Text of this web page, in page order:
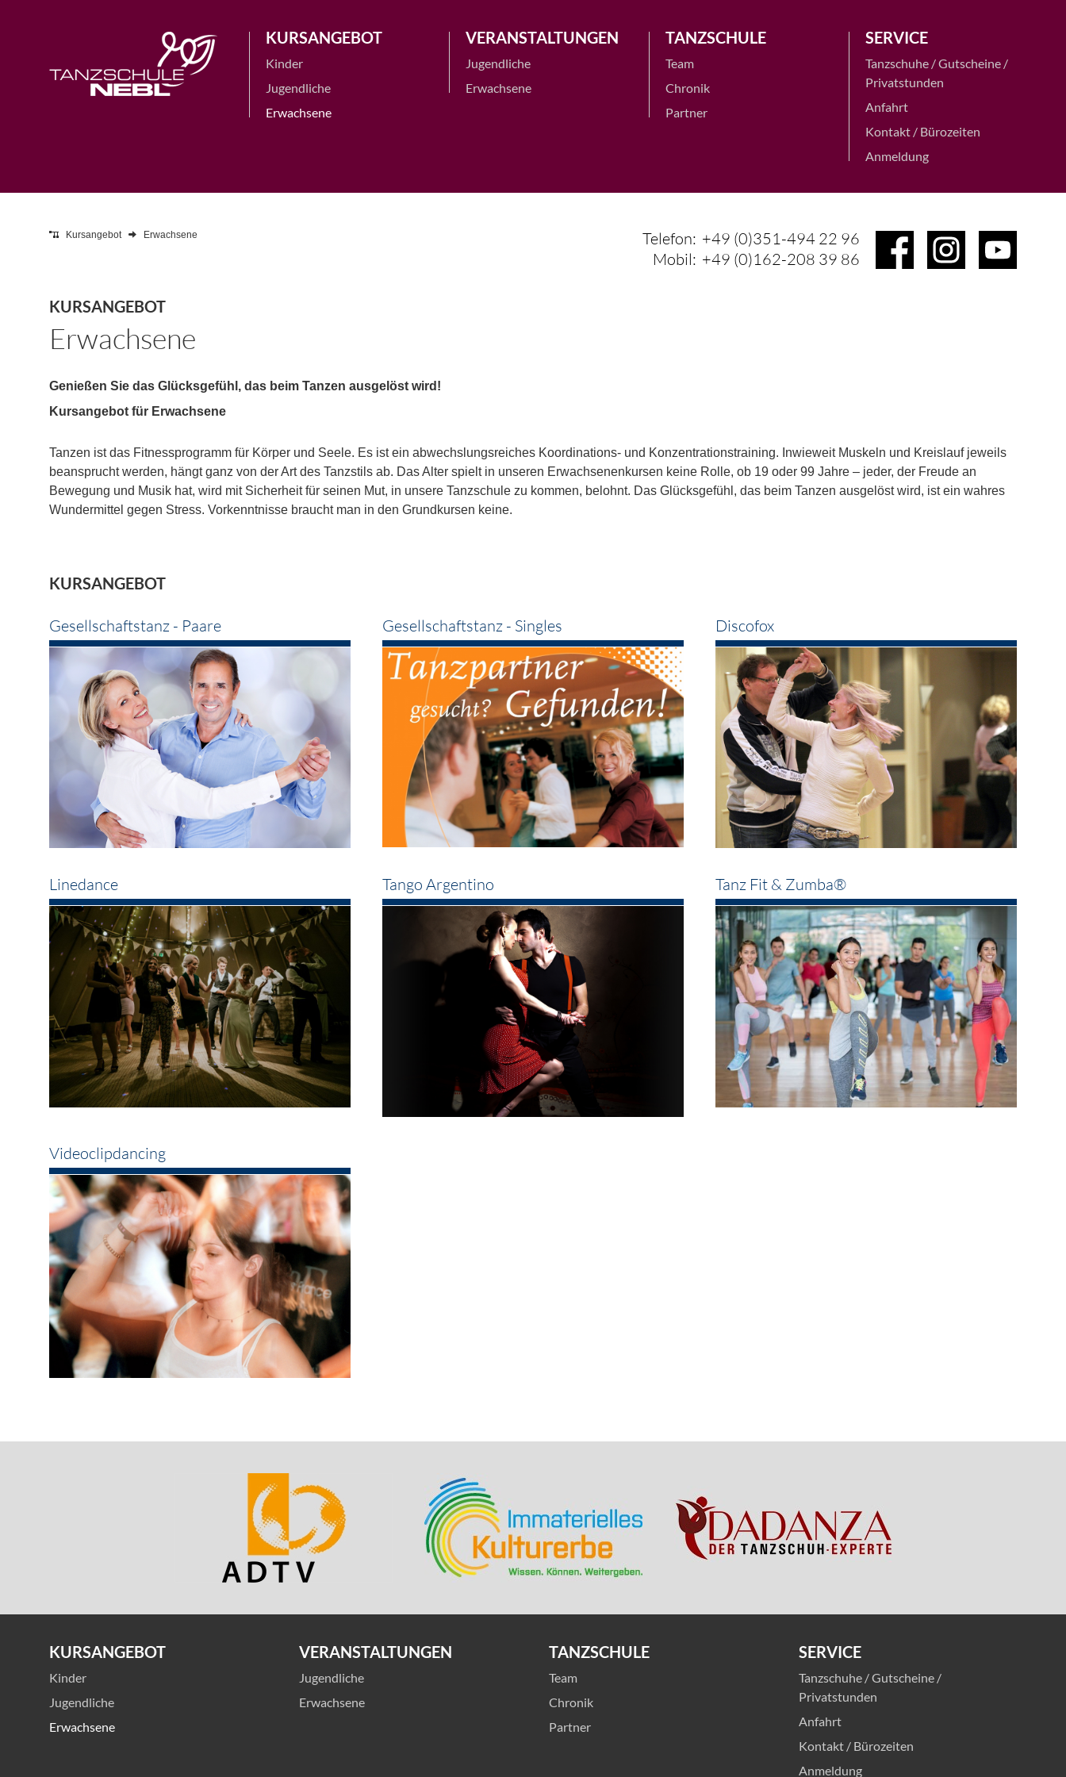
KURSANGEBOT
Kinder
Jugendliche
Erwachsene
VERANSTALTUNGEN
Jugendliche
Erwachsene
TANZSCHULE
Team
Chronik
Partner
SERVICE
Tanzschuhe / Gutscheine /
Privatstunden
Anfahrt
Kontakt / Bürozeiten
Anmeldung
Kursangebot Erwachsene Telefon: +49 (0)351-494 22 96
Mobil: +49 (0)162-208 39 86
KURSANGEBOT
Erwachsene
Genießen Sie das Glücksgefühl, das beim Tanzen ausgelöst wird!
Kursangebot für Erwachsene
Tanzen ist das Fitnessprogramm für Körper und Seele. Es ist ein abwechslungsreiches Koordinations- und Konzentrationstraining. Inwieweit Muskeln und Kreislauf jeweils
beansprucht werden, hängt ganz von der Art des Tanzstils ab. Das Alter spielt in unseren Erwachsenenkursen keine Rolle, ob 19 oder 99 Jahre – jeder, der Freude an
Bewegung und Musik hat, wird mit Sicherheit für seinen Mut, in unsere Tanzschule zu kommen, belohnt. Das Glücksgefühl, das beim Tanzen ausgelöst wird, ist ein wahres
Wundermittel gegen Stress. Vorkenntnisse braucht man in den Grundkursen keine.
KURSANGEBOT
Gesellschaftstanz - Paare Gesellschaftstanz - Singles Discofox
Linedance Tango Argentino Tanz Fit & Zumba®
Videoclipdancing
KURSANGEBOT
Kinder
Jugendliche
Erwachsene
VERANSTALTUNGEN
Jugendliche
Erwachsene
TANZSCHULE
Team
Chronik
Partner
SERVICE
Tanzschuhe / Gutscheine /
Privatstunden
Anfahrt
Kontakt / Bürozeiten
Anmeldung